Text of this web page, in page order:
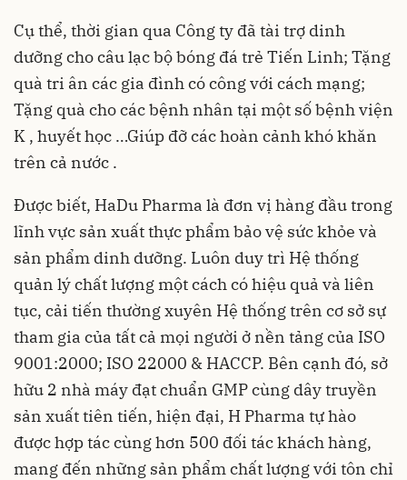
Cụ thể, thời gian qua Công ty đã tài trợ dinh
dưỡng cho câu lạc bộ bóng đá trẻ Tiến Linh; Tặng
quà tri ân các gia đình có công với cách mạng;
Tặng quà cho các bệnh nhân tại một số bệnh viện
K , huyết học …Giúp đỡ các hoàn cảnh khó khăn
trên cả nước .
Được biết, HaDu Pharma là đơn vị hàng đầu trong
lĩnh vực sản xuất thực phẩm bảo vệ sức khỏe và
sản phẩm dinh dưỡng. Luôn duy trì Hệ thống
quản lý chất lượng một cách có hiệu quả và liên
tục, cải tiến thường xuyên Hệ thống trên cơ sở sự
tham gia của tất cả mọi người ở nền tảng của ISO
9001:2000; ISO 22000 & HACCP. Bên cạnh đó, sở
hữu 2 nhà máy đạt chuẩn GMP cùng dây truyền
sản xuất tiên tiến, hiện đại, H Pharma tự hào
được hợp tác cùng hơn 500 đối tác khách hàng,
mang đến những sản phẩm chất lượng với tôn chỉ